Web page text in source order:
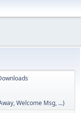
Welcome Msg, ...)